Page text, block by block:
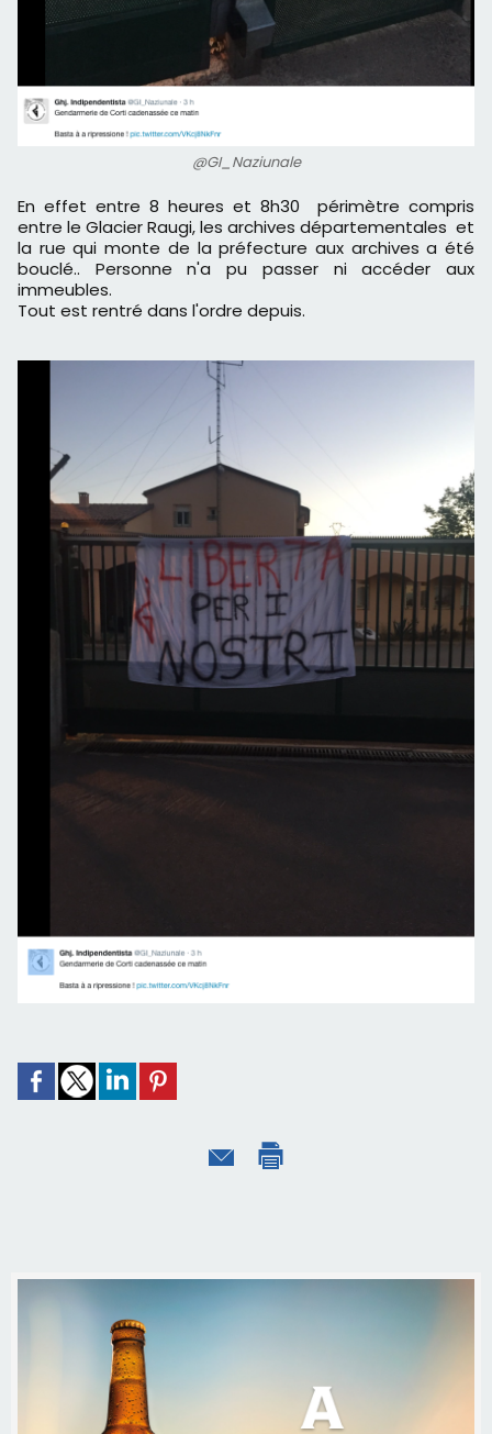
@GI_Naziunale
En effet entre 8 heures et 8h30 périmètre compris
entre le Glacier Raugi, les archives départementales et
la rue qui monte de la préfecture aux archives a été
bouclé.. Personne n'a pu passer ni accéder aux
immeubles.
Tout est rentré dans l'ordre depuis.